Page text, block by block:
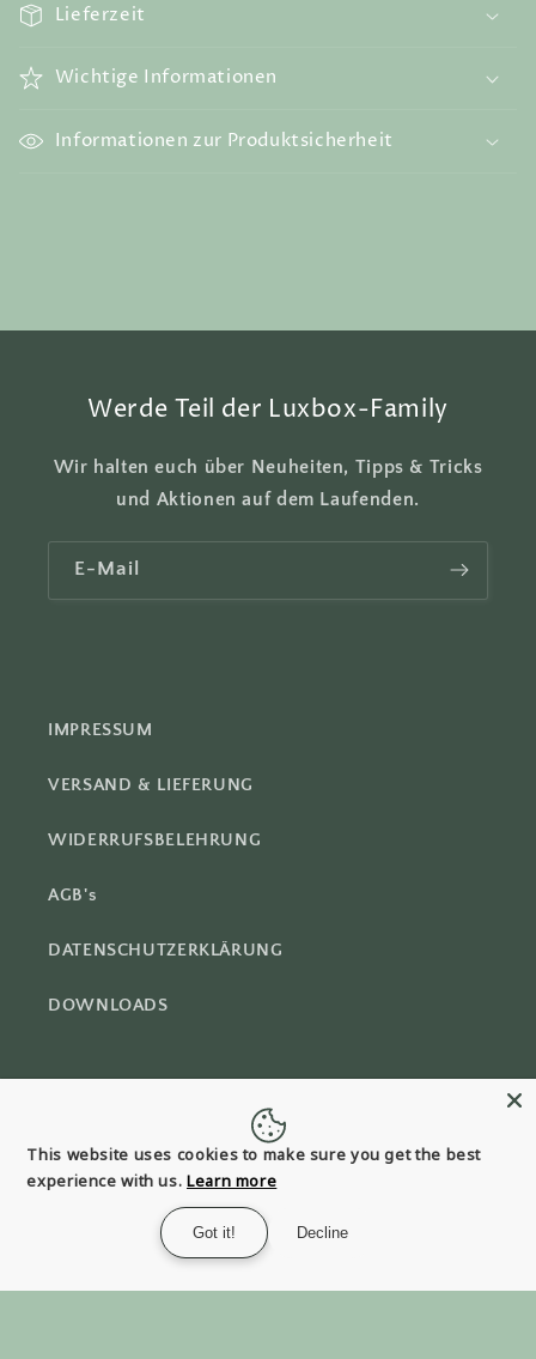
n
k
l
p
r
Lieferzeit
Wichtige Informationen
Informationen zur Produktsicherheit
Werde Teil der Luxbox-Family
Wir halten euch über Neuheiten, Tipps & Tricks
und Aktionen auf dem Laufenden.
E-Mail
IMPRESSUM
VERSAND & LIEFERUNG
WIDERRUFSBELEHRUNG
AGB's
DATENSCHUTZERKLÄRUNG
DOWNLOADS
InstagramPinterest
Land/Region
This website uses cookies to make sure you get the best
experience with us. Learn more
Got it! Decline